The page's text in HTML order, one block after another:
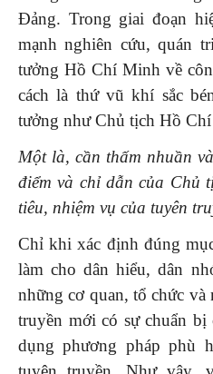
Đảng. Trong giai đoạn
mạnh nghiên cứu, quán
tưởng Hồ Chí Minh về
cách là thứ vũ khí sắc
tưởng như Chủ tịch Hồ
Một là, cần thấm nhuần
điểm và chỉ dẫn của Chủ
tiêu, nhiệm vụ của tuyên
Chỉ khi xác định đúng
làm cho dân hiểu, dân
những cơ quan, tổ chức và
truyền mới có sự chuẩn
dụng phương pháp phù